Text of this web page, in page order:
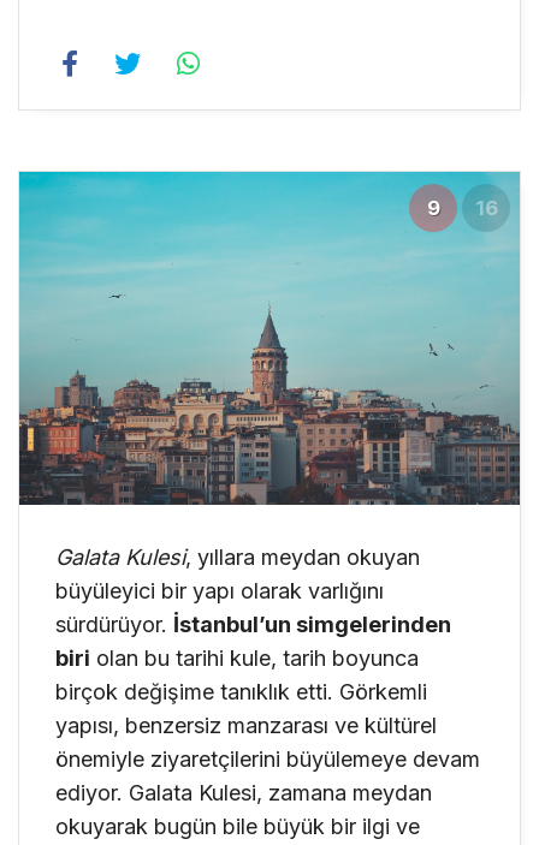
9 16
Galata Kulesi, yıllara meydan okuyan
büyüleyici bir yapı olarak varlığını
sürdürüyor. İstanbul’un simgelerinden
biri olan bu tarihi kule, tarih boyunca
birçok değişime tanıklık etti. Görkemli
yapısı, benzersiz manzarası ve kültürel
önemiyle ziyaretçilerini büyülemeye devam
ediyor. Galata Kulesi, zamana meydan
okuyarak bugün bile büyük bir ilgi ve